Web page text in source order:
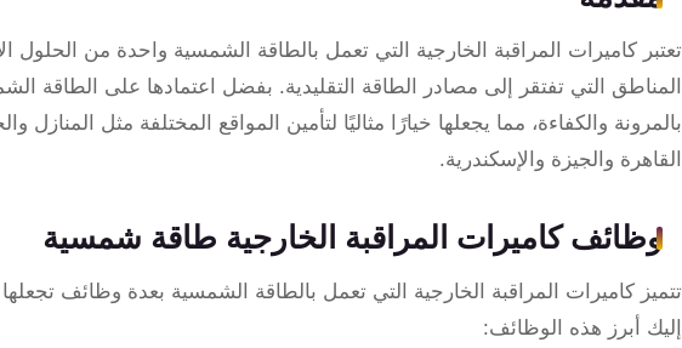
تعتبر كاميرات المراقبة الخارجية التي تعمل بالطاقة الشمسية واحدة من الحلول
المناطق التي تفتقر إلى مصادر الطاقة التقليدية. بفضل اعتمادها على الطاقة
بالمرونة والكفاءة، مما يجعلها خيارًا مثاليًا لتأمين المواقع المختلفة مثل المنازل
القاهرة والجيزة والإسكندرية.
وظائف كاميرات المراقبة الخارجية طاقة شمسية
تتميز كاميرات المراقبة الخارجية التي تعمل بالطاقة الشمسية بعدة وظائف
إليك أبرز هذه الوظائف:
الحضور
والانصراف
تقوية
المحمول
والانترنت
انتركم